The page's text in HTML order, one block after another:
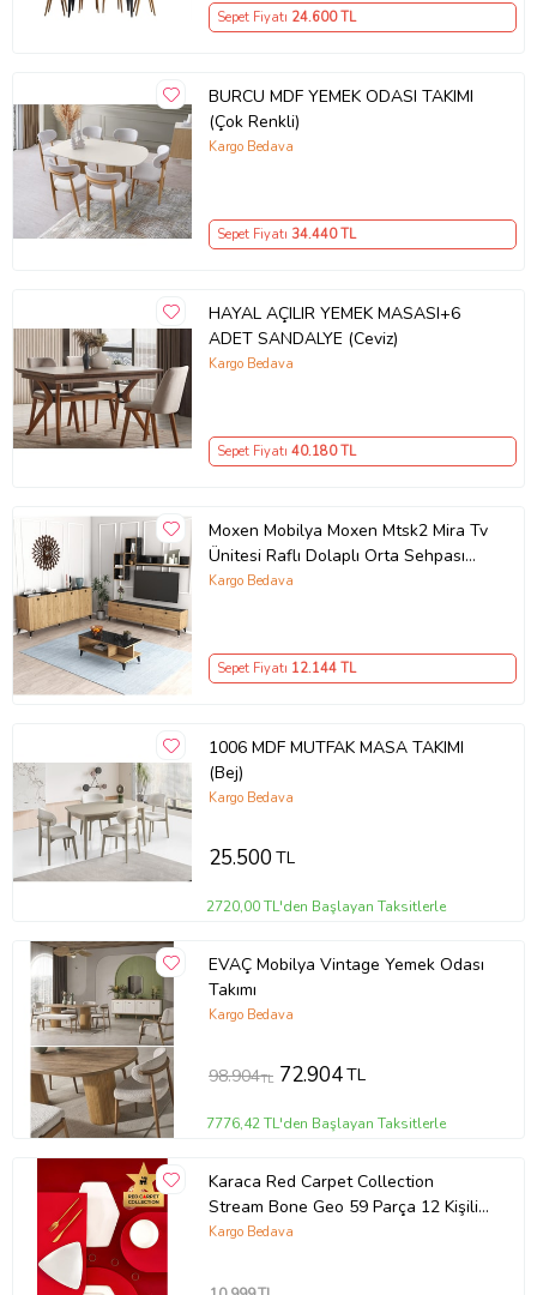
Sepet Fiyatı 24.600TL
BURCU MDF YEMEK ODASI TAKIMI
(Çok Renkli)
Kargo Bedava
Sepet Fiyatı 34.440TL
HAYAL AÇILIR YEMEK MASASI+6
ADET SANDALYE (Ceviz)
Kargo Bedava
Sepet Fiyatı 40.180TL
Moxen Mobilya Moxen Mtsk2 Mira Tv
Ünitesi Raflı Dolaplı Orta Sehpası
Ve Konsol Takımı /yemek Odası
Kargo Bedava
Sepet Fiyatı 12.144TL
1006 MDF MUTFAK MASA TAKIMI
(Bej)
Kargo Bedava
25.500TL
2720,00 TL'den Başlayan Taksitlerle
EVAÇ Mobilya Vintage Yemek Odası
Takımı
Kargo Bedava
98.904TL 72.904TL
7776,42 TL'den Başlayan Taksitlerle
Karaca Red Carpet Collection
Stream Bone Geo 59 Parça 12 Kişilik
Yemek Takımı Gold Outlet
Kargo Bedava